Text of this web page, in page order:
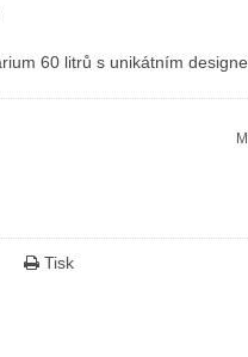
60 litrů s unikátním
Tisk